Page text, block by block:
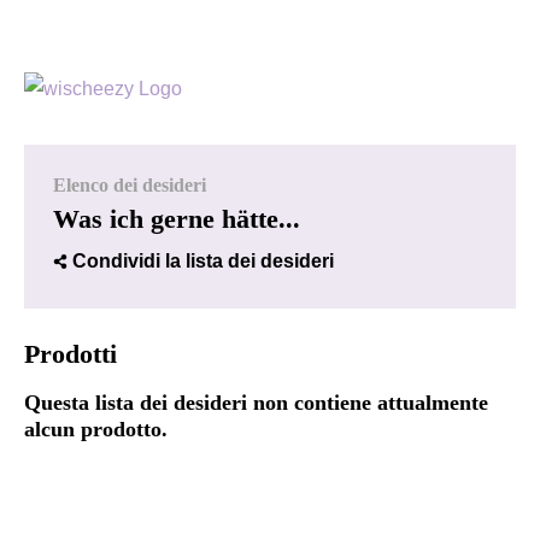
Elenco dei desideri
Was ich gerne hätte...
Condividi la lista dei desideri
Prodotti
Questa lista dei desideri non contiene attualmente
alcun prodotto.